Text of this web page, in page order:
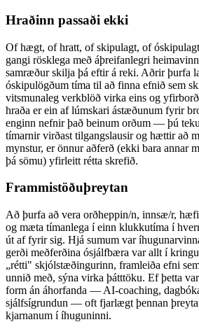
Hraðinn passaði ekki
Of hægt, of hratt, of skipulagt, of
gangi rösklega með áþreifanlegri
samræður skilja þá eftir á reki. Aðrir þurfa
óskipulögðum tíma til að finna efnið sem
vitsmunaleg verkblöð virka eins og
hraða er ein af lúmskari ástæðunum fyrir
enginn nefnir það beinum orðum — þú
tímarnir virðast tilgangslausir og hættir að
mynstur, er önnur aðferð (ekki bara annar
þá sömu) yfirleitt rétta skrefið.
Frammistöðuþreytan
Að þurfa að vera orðheppin/n, innsæ/r,
og mæta tímanlega í einn klukkutíma í
út af fyrir sig. Hjá sumum var
gerði meðferðina ósjálfbæra var allt í
„rétti" skjólstæðingurinn, framleiða efni
unnið með, sýna virka þátttöku. Ef þetta
form án áhorfanda — AI-coaching,
sjálfsígrundun — oft fjarlægt þennan
kjarnanum í íhuguninni.